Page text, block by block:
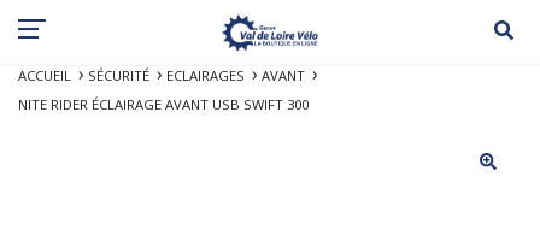
ACCUEIL SÉCURITÉ ECLAIRAGES
AVANT
NITE RIDER ÉCLAIRAGE AVANT USB SWIFT 300